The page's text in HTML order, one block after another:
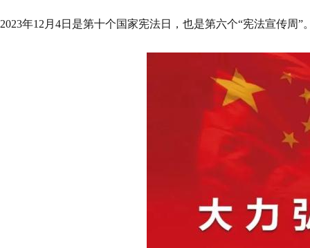
2023年12月4日是第十个国家宪法日，也是第六个“宪法宣传周”